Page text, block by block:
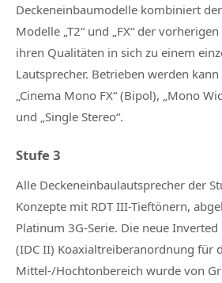
Deckeneinbaumodelle kombiniert
Modelle „T2“ und „FX“ der
ihren Qualitäten in sich zu einem
Lautsprecher. Betrieben werden
„Cinema Mono FX“ (Bipol), „Mono
und „Single Stereo“.
Stufe 3
Alle Deckeneinbaulautsprecher der
Konzepte mit RDT III-Tieftönern,
Platinum 3G-Serie. Die neue
(IDC II) Koaxialtreiberanordnung für
Mittel-/Hochtonbereich wurde von